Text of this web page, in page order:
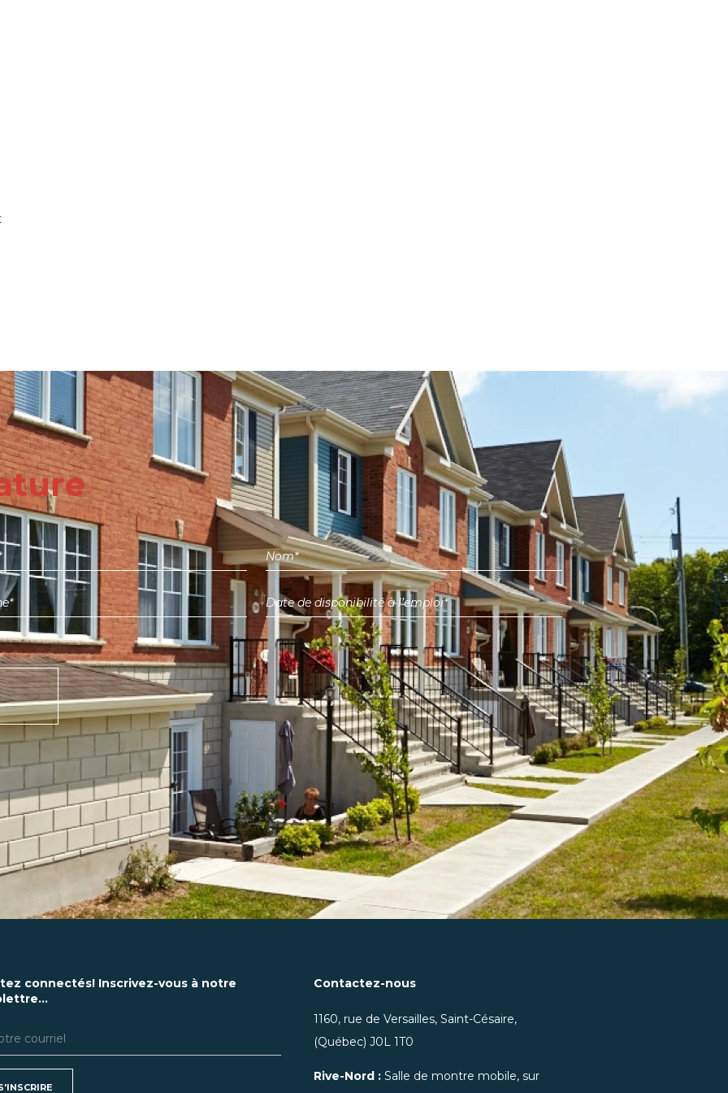
connectés! Inscrivez-vous à notre
Contactez-nous
1160, rue de Versailles, Saint-Césaire,
(Québec) J0L 1T0
Rive-Nord :Salle de montre mobile, sur